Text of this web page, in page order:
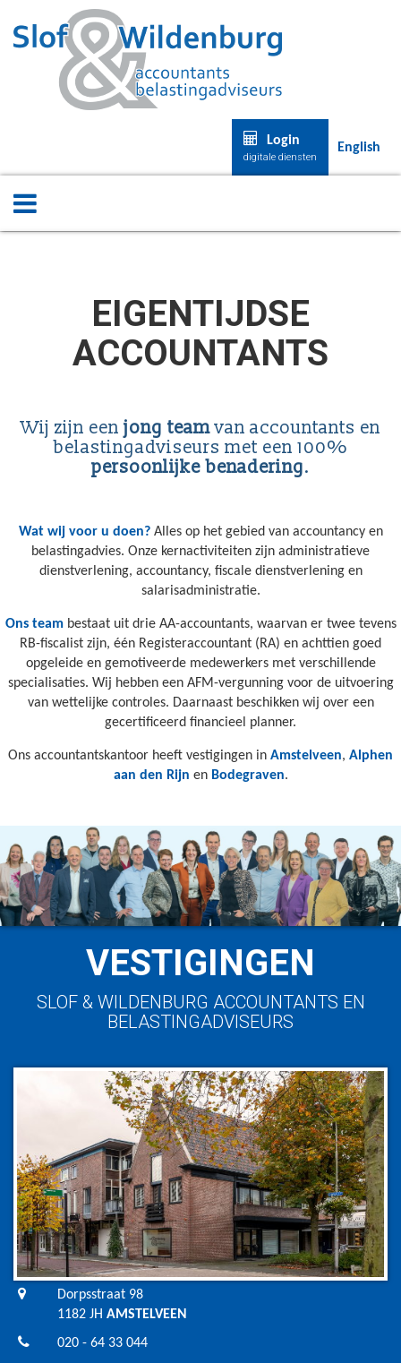
Login
digitale diensten
English
EIGENTIJDSE
ACCOUNTANTS
Wij zijn een jong teamvan accountants en
belastingadviseurs met een 100%
persoonlijke benadering.
Wat wij voor u doen?Alles op het gebied van accountancy en
belastingadvies. Onze kernactiviteiten zijn administratieve
dienstverlening, accountancy, fiscale dienstverlening en
salarisadministratie.
Ons teambestaat uit drie AA-accountants, waarvan er twee tevens
RB-fiscalist zijn, één Registeraccountant (RA) en achttien goed
opgeleide en gemotiveerde medewerkers met verschillende
specialisaties. Wij hebben een AFM-vergunning voor de uitvoering
van wettelijke controles. Daarnaast beschikken wij over een
gecertificeerd financieel planner.
Ons accountantskantoor heeft vestigingen in Amstelveen, Alphen
aan den Rijn en Bodegraven.
VESTIGINGEN
SLOF & WILDENBURG ACCOUNTANTS EN
BELASTINGADVISEURS
Dorpsstraat 98
1182 JH AMSTELVEEN
020 - 64 33 044